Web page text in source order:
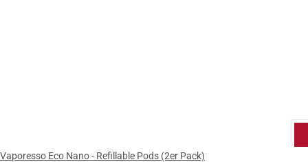
Vaporesso Eco Nano - Refillable Pods (2er Pack)